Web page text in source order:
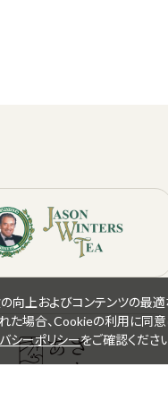
向上およびコンテンツの最適
た場合、Cookieの利用に同意
シーポリシーをご確認ください